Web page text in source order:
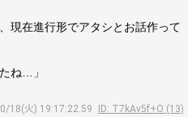
現在進行形でアタシとお話作って
ね…」
18(火) 19:17:22.59 ID: T7kAv5f+O (13)